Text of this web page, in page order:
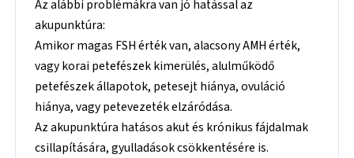
Az alábbi problémákra van jó hatással az
akupunktúra:
Amikor magas FSH érték van, alacsony AMH érték,
vagy korai petefészek kimerülés, alulműködő
petefészek állapotok, petesejt hiánya, ovuláció
hiánya, vagy petevezeték elzáródása.
Az akupunktúra hatásos akut és krónikus fájdalmak
csillapítására, gyulladások csökkentésére is.